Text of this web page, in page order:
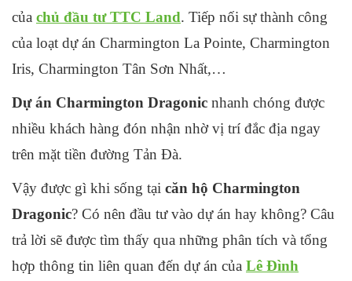
của chủ đầu tư TTC Land. Tiếp nối sự thành công
của loạt dự án Charmington La Pointe, Charmington
Iris, Charmington Tân Sơn Nhất,…
Dự án Charmington Dragonic nhanh chóng được
nhiều khách hàng đón nhận nhờ vị trí đắc địa ngay
trên mặt tiền đường Tản Đà.
Vậy được gì khi sống tại căn hộ Charmington
Dragonic? Có nên đầu tư vào dự án hay không? Câu
trả lời sẽ được tìm thấy qua những phân tích và tổng
hợp thông tin liên quan đến dự án của Lê Đình